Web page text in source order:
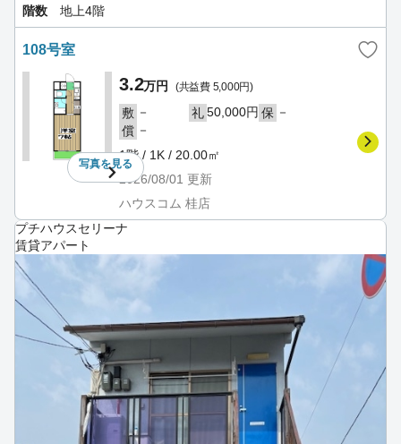
階数
地上4階
108号室
写真を見る
3.2万円 (共益費 5,000円)
敷 － 礼50,000円 保 －
償 －
1階 / 1K / 20.00㎡
2026/08/01 更新
ハウスコム 桂店
プチハウスセリーナ
賃貸アパート